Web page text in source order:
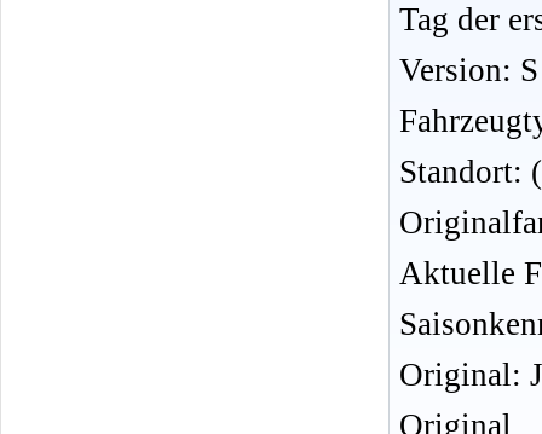
Tag der
Version: S
Standort:
Aktuelle
Original: